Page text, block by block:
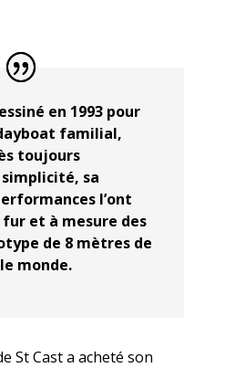
en 1993 pour
familial,
toujours
sa
l’ont
et à mesure des
de 8 mètres de
monde.
St Cast a acheté son